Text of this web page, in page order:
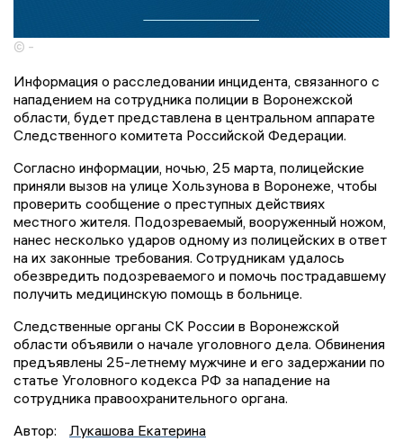
© -
Информация о расследовании инцидента, связанного с
нападением на сотрудника полиции в Воронежской
области, будет представлена в центральном аппарате
Следственного комитета Российской Федерации.
Согласно информации, ночью, 25 марта, полицейские
приняли вызов на улице Хользунова в Воронеже, чтобы
проверить сообщение о преступных действиях
местного жителя. Подозреваемый, вооруженный ножом,
нанес несколько ударов одному из полицейских в ответ
на их законные требования. Сотрудникам удалось
обезвредить подозреваемого и помочь пострадавшему
получить медицинскую помощь в больнице.
Следственные органы СК России в Воронежской
области объявили о начале уголовного дела. Обвинения
предъявлены 25-летнему мужчине и его задержании по
статье Уголовного кодекса РФ за нападение на
сотрудника правоохранительного органа.
Автор:
Лукашова Екатерина